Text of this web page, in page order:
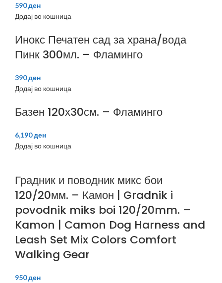
590ден
Додај во кошница
Инокс Печатен сад за храна/вода
Пинк 300мл. – Фламинго
390ден
Додај во кошница
Базен 120х30см. – Фламинго
6,190ден
Додај во кошница
Градник и поводник микс бои
120/20мм. – Камон | Gradnik i
povodnik miks boi 120/20mm. –
Kamon | Camon Dog Harness and
Leash Set Mix Colors Comfort
Walking Gear
950ден